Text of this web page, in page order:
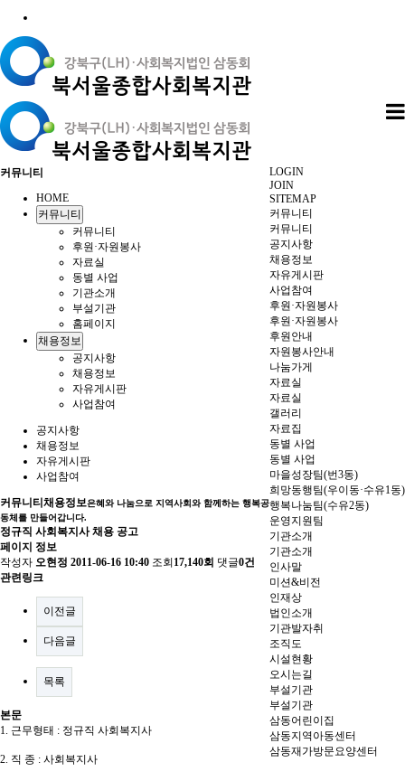
LOGIN
JOIN
SITEMAP
커뮤니티
커뮤니티
공지사항
채용정보
자유게시판
사업참여
후원·자원봉사
후원·자원봉사
후원안내
자원봉사안내
나눔가게
자료실
자료실
갤러리
자료집
동별 사업
동별 사업
마을성장팀(번3동)
희망동행팀(우이동·수유1동)
행복나눔팀(수유2동)
운영지원팀
기관소개
기관소개
인사말
미션&비전
인재상
법인소개
기관발자취
조직도
시설현황
오시는길
부설기관
부설기관
삼동어린이집
삼동지역아동센터
삼동재가방문요양센터
커뮤니티
HOME
커뮤니티
커뮤니티
후원·자원봉사
자료실
동별 사업
기관소개
부설기관
홈페이지
채용정보
공지사항
채용정보
자유게시판
사업참여
공지사항
채용정보
자유게시판
사업참여
커뮤니티 채용정보은혜와 나눔으로 지역사회와 함께하는 행복공
동체를 만들어갑니다.
정규직 사회복지사 채용 공고
페이지 정보
작성자 오현정 2011-06-16 10:40 조회 17,140회 댓글0건
관련링크
이전글
다음글
목록
본문
1. 근무형태 : 정규직 사회복지사
2. 직 종 : 사회복지사